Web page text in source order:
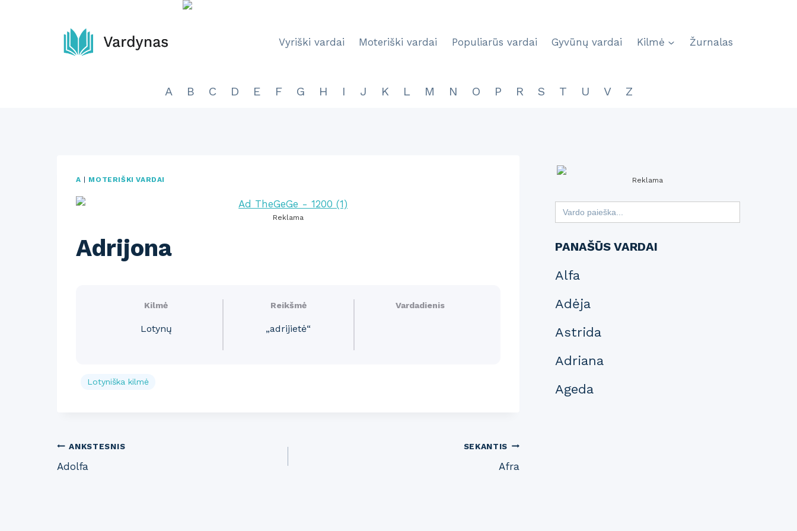
Vyriški vardai Moteriški vardai Populiarūs vardai Gyvūnų vardai Kilmė Žurnalas
A B C D E F G H I J K L M N O P R S T U V Z
A MOTERIŠKI VARDAI
Reklama
Adrijona
Kilmė
Lotynų
Reikšmė
„adrijietė“
Vardadienis
Lotyniška kilmė
Post
navigation
ANKSTESNIS
Adolfa
SEKANTIS
Afra
Reklama
Search
for:
PANAŠŪS VARDAI
Alfa
Adėja
Astrida
Adriana
Ageda